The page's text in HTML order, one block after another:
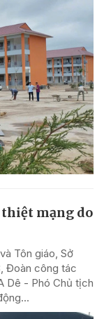
mạng do
Tôn giáo, Sở
Đoàn công tác
Dê - Phó Chủ tịch